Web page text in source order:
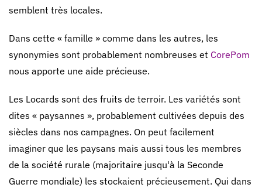
semblent très locales.
Dans cette « famille » comme dans les autres, les
synonymies sont probablement nombreuses et CorePom
nous apporte une aide précieuse.
Les Locards sont des fruits de terroir. Les variétés sont
dites « paysannes », probablement cultivées depuis des
siècles dans nos campagnes. On peut facilement
imaginer que les paysans mais aussi tous les membres
de la société rurale (majoritaire jusqu'à la Seconde
Guerre mondiale) les stockaient précieusement. Qui dans